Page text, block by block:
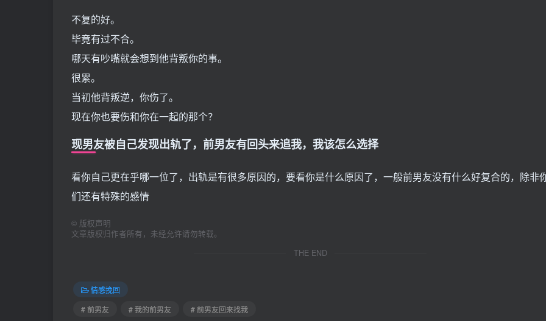
不复的好。
毕竟有过不合。
哪天有吵嘴就会想到他背叛你的事。
很累。
当初他背叛逆，你伤了。
现在你也要伤和你在一起的那个？
现男友被自己发现出轨了，前男友有回头来追我，我该怎么选择
看你自己更在乎哪一位了，出轨是有很多原因的，要看你是什么原因了，一般前男友没有什么好复合的，除非
们还有特殊的感情
© 版权声明
文章版权归作者所有，未经允许请勿转载。
THE END
情感挽回
# 前男友
# 我的前男友 # 前男友回来找我